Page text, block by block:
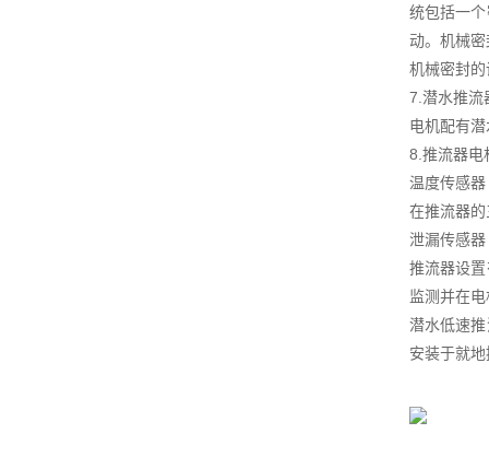
统包括一
动。机械
机械密封
7.潜水推流
电机配有
8.推流器电
温度传感器
在推流器
泄漏传感器
推流器设
监测并在
潜水低速
安装于就